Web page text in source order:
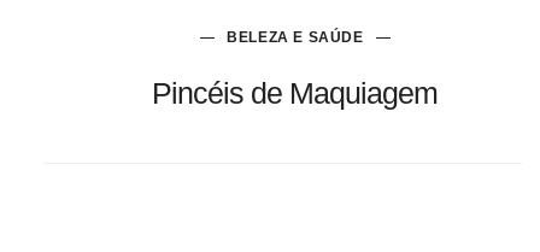
BELEZA E SAÚDE
Pincéis de Maquiagem